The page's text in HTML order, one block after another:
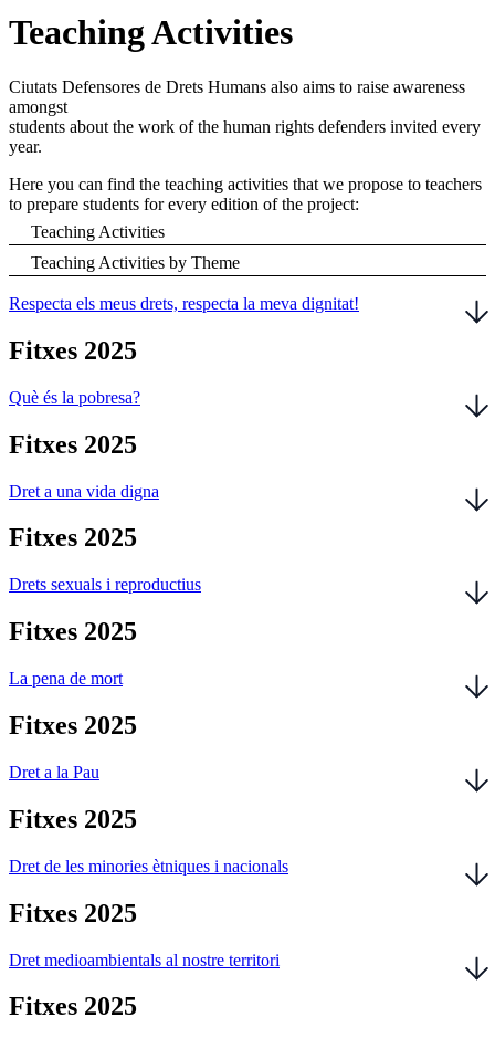
Teaching Activities
Ciutats Defensores de Drets Humans also aims to raise awareness
amongst
students about the work of the human rights defenders invited every
year.
Here you can find the teaching activities that we propose to teachers
to prepare students for every edition of the project:
Teaching Activities
Teaching Activities by Theme
Respecta els meus drets, respecta la meva dignitat!
Fitxes 2025
Què és la pobresa?
Fitxes 2025
Dret a una vida digna
Fitxes 2025
Drets sexuals i reproductius
Fitxes 2025
La pena de mort
Fitxes 2025
Dret a la Pau
Fitxes 2025
Dret de les minories ètniques i nacionals
Fitxes 2025
Dret medioambientals al nostre territori
Fitxes 2025